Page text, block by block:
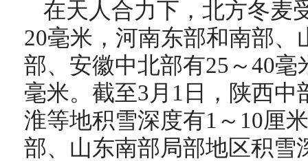
在天人合力下，北方冬麦
20毫米，河南东部和南部
部、安徽中北部有25～40毫
毫米。截至3月1日，陕西
淮等地积雪深度有1～10厘
部、山东南部局部地区积雪